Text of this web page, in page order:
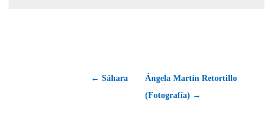
← Sáhara
Ángela Martín Retortillo
(Fotografía) →